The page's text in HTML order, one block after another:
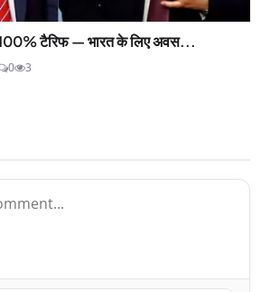
100% टैरिफ — भारत के लिए अवस...
0 3